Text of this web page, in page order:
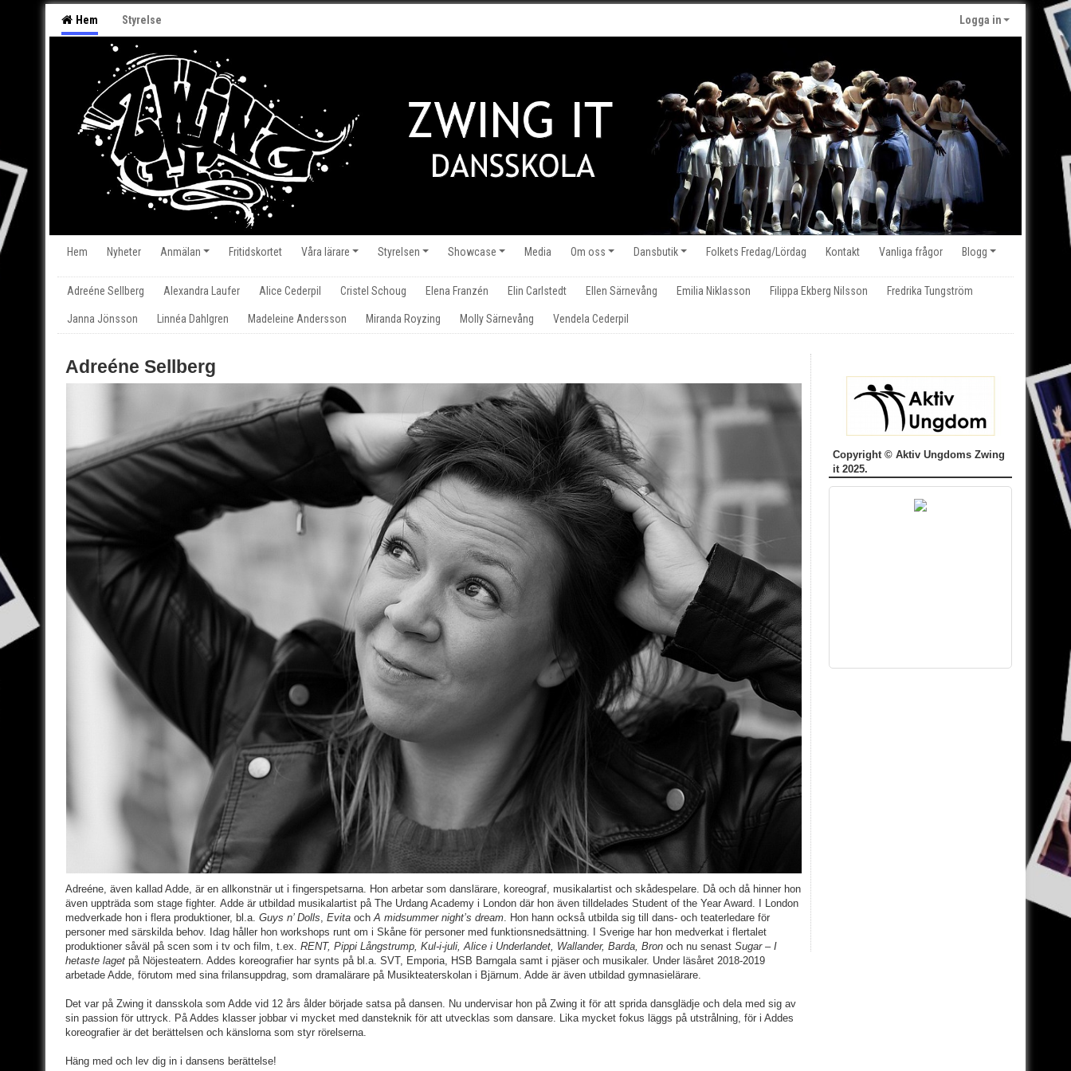
Hem Styrelse Logga in
Hem Nyheter Anmälan Fritidskortet Våra lärare Styrelsen Showcase Media Om oss Dansbutik Folkets Fredag/Lördag Kontakt Vanliga frågor Blogg
Adreéne Sellberg Alexandra Laufer Alice Cederpil Cristel Schoug Elena Franzén Elin Carlstedt Ellen Särnevång Emilia Niklasson Filippa Ekberg Nilsson Fredrika Tungström
Janna Jönsson Linnéa Dahlgren Madeleine Andersson Miranda Royzing Molly Särnevång Vendela Cederpil
Adreéne Sellberg
Adreéne, även kallad Adde, är en allkonstnär ut i fingerspetsarna. Hon arbetar som danslärare, koreograf, musikalartist och skådespelare. Då och då hinner hon
även uppträda som stage fighter. Adde är utbildad musikalartist på The Urdang Academy i London där hon även tilldelades Student of the Year Award. I London
medverkade hon i flera produktioner, bl.a. Guys n’ Dolls Evita och A midsummer night’s dream . Hon hann också utbilda sig till dans- och teaterledare för
personer med särskilda behov. Idag håller hon workshops runt om i Skåne för personer med funktionsnedsättning. I Sverige har hon medverkat i flertalet
produktioner såväl på scen som i tv och film, t.ex. RENT, Pippi Långstrump, Kul-i-juli, Alice i Underlandet, Wallander, Barda, Bron och nu senast Sugar – I
hetaste laget på Nöjesteatern. Addes koreografier har synts på bl.a. SVT, Emporia, HSB Barngala samt i pjäser och musikaler. Under läsåret 2018-2019
arbetade Adde, förutom med sina frilansuppdrag, som dramalärare på Musikteaterskolan i Bjärnum. Adde är även utbildad gymnasielärare.
Det var på Zwing it dansskola som Adde vid 12 års ålder började satsa på dansen. Nu undervisar hon på Zwing it för att sprida dansglädje och dela med sig av
sin passion för uttryck. På Addes klasser jobbar vi mycket med dansteknik för att utvecklas som dansare. Lika mycket fokus läggs på utstrålning, för i Addes
koreografier är det berättelsen och känslorna som styr rörelserna.
Häng med och lev dig in i dansens berättelse!
Copyright © Aktiv Ungdoms Zwing
it 2025.